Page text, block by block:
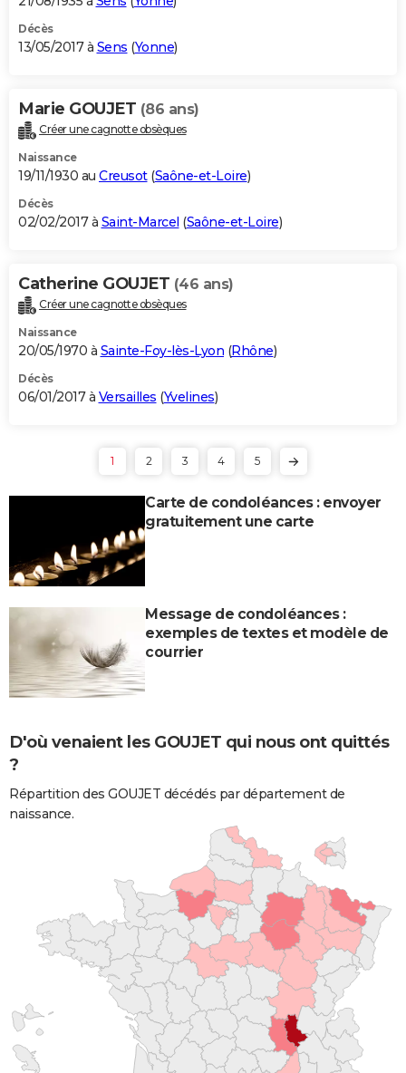
Décès
13/05/2017 à Sens (Yonne)
Marie GOUJET (86 ans)
Créer une cagnotte obsèques
Naissance
19/11/1930 au Creusot(Saône-et-Loire)
Décès
02/02/2017 à Saint-Marcel (Saône-et-Loire)
Catherine GOUJET (46 ans)
Créer une cagnotte obsèques
Naissance
20/05/1970 à Sainte-Foy-lès-Lyon (Rhône)
Décès
06/01/2017 à Versailles (Yvelines)
1 2 3 4 5
Carte de condoléances : envoyer
gratuitement une carte
Message de condoléances :
exemples de textes et modèle de
courrier
D'où venaient les GOUJET qui nous ont quittés
?
Répartition des GOUJET décédés par département de
naissance.